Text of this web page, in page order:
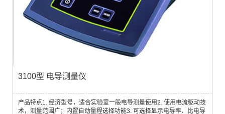
3100型 电导测量仪
产品特点1. 经济型号，适合实验室一般电导测量使用2. 使用电流驱动技
术，测量范围广；内置自动量程选择功能3. 可选择显示电导率、比电导